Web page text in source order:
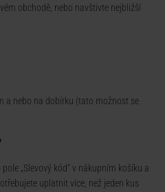
obchodě, nebo navštivte nejbližší
a nebo na dobírku (tato možnost se
„Slevový kód“ v nákupním košíku a
uplatnit více, než jeden kus